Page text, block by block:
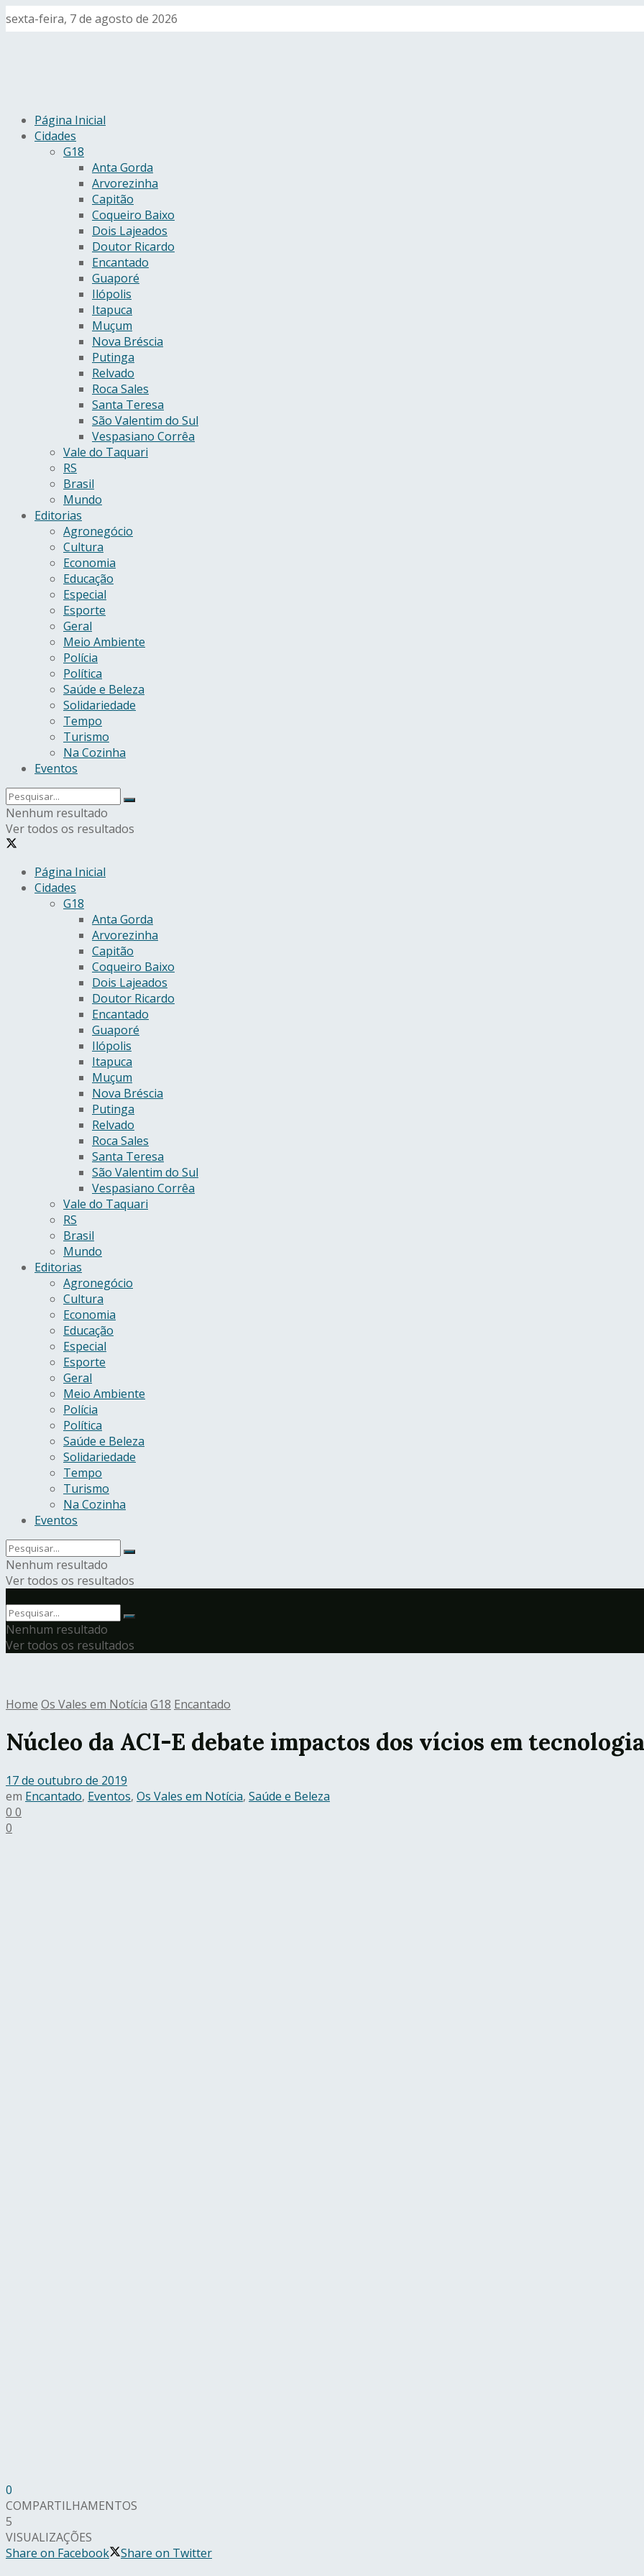
sexta-feira, 7 de agosto de 2026
Página Inicial
Cidades
G18
Anta Gorda
Arvorezinha
Capitão
Coqueiro Baixo
Dois Lajeados
Doutor Ricardo
Encantado
Guaporé
Ilópolis
Itapuca
Muçum
Nova Bréscia
Putinga
Relvado
Roca Sales
Santa Teresa
São Valentim do Sul
Vespasiano Corrêa
Vale do Taquari
RS
Brasil
Mundo
Editorias
Agronegócio
Cultura
Economia
Educação
Especial
Esporte
Geral
Meio Ambiente
Polícia
Política
Saúde e Beleza
Solidariedade
Tempo
Turismo
Na Cozinha
Eventos
Nenhum resultado
Ver todos os resultados
Página Inicial
Cidades
G18
Anta Gorda
Arvorezinha
Capitão
Coqueiro Baixo
Dois Lajeados
Doutor Ricardo
Encantado
Guaporé
Ilópolis
Itapuca
Muçum
Nova Bréscia
Putinga
Relvado
Roca Sales
Santa Teresa
São Valentim do Sul
Vespasiano Corrêa
Vale do Taquari
RS
Brasil
Mundo
Editorias
Agronegócio
Cultura
Economia
Educação
Especial
Esporte
Geral
Meio Ambiente
Polícia
Política
Saúde e Beleza
Solidariedade
Tempo
Turismo
Na Cozinha
Eventos
Nenhum resultado
Ver todos os resultados
Nenhum resultado
Ver todos os resultados
Home Os Vales em Notícia G18 Encantado
Núcleo da ACI-E debate impactos dos vícios em tecnologia
17 de outubro de 2019
em Encantado, Eventos, Os Vales em Notícia, Saúde e Beleza
0 0
0
0
COMPARTILHAMENTOS
5
VISUALIZAÇÕES
Share on Facebook
Share on Twitter